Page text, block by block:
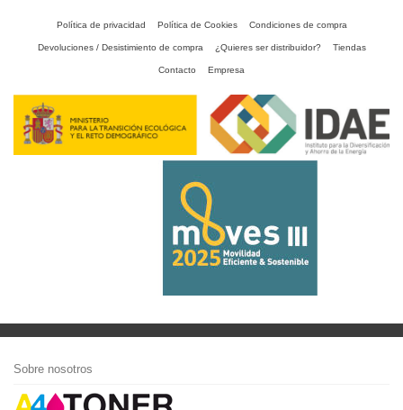
Política de privacidad Política de Cookies Condiciones de compra
Devoluciones / Desistimiento de compra ¿Quieres ser distribuidor? Tiendas
Contacto Empresa
Sobre nosotros